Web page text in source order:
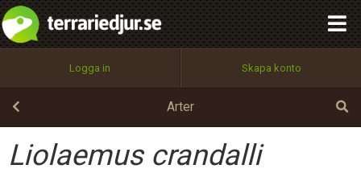
Logga in Skapa konto
Arter
Liolaemus crandalli
Utför
100%
OK
integritetspolicy
Namn:
Epost:
Begär nytt lösenord
Tillbaka till förstasidan